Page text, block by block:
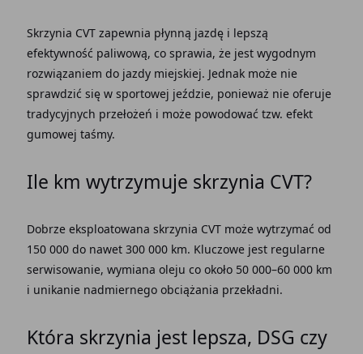
Skrzynia CVT zapewnia płynną jazdę i lepszą
efektywność paliwową, co sprawia, że jest wygodnym
rozwiązaniem do jazdy miejskiej. Jednak może nie
sprawdzić się w sportowej jeździe, ponieważ nie oferuje
tradycyjnych przełożeń i może powodować tzw. efekt
gumowej taśmy.
Ile km wytrzymuje skrzynia CVT?
Dobrze eksploatowana skrzynia CVT może wytrzymać od
150 000 do nawet 300 000 km. Kluczowe jest regularne
serwisowanie, wymiana oleju co około 50 000–60 000 km
i unikanie nadmiernego obciążania przekładni.
Która skrzynia jest lepsza, DSG czy